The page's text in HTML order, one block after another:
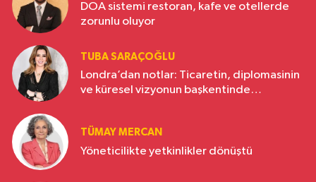
DOA sistemi restoran, kafe ve otellerde
zorunlu oluyor
TUBA SARAÇOĞLU
Londra’dan notlar: Ticaretin, diplomasinin
ve küresel vizyonun başkentinde
TÜMAY MERCAN
Yöneticilikte yetkinlikler dönüştü